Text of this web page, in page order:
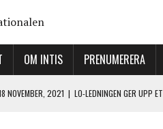
OM INTIS PRENUMERERA
NOVEMBER, 2021 | LO-LEDNINGEN GER UPP